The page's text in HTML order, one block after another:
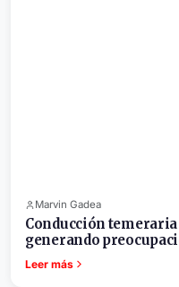
Marvin Gadea
Conducción
generando
Leer más